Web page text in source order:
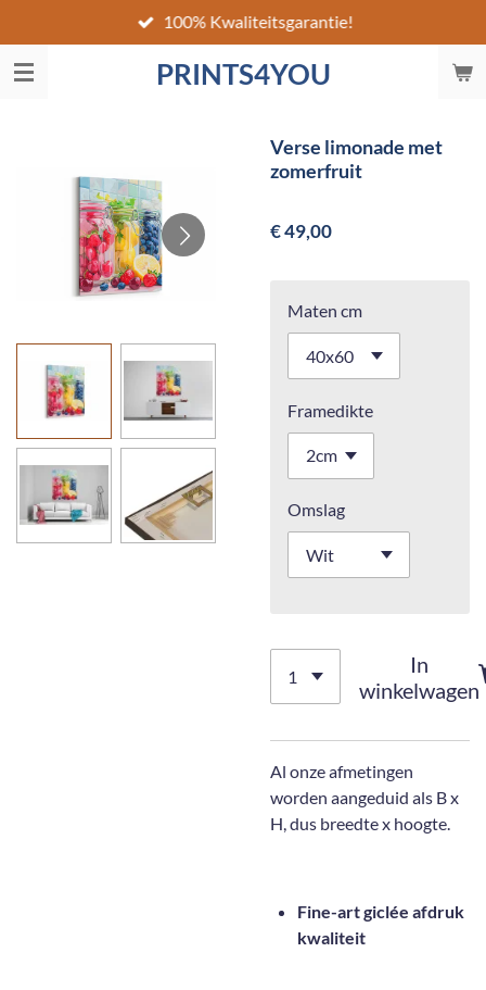
direct
naar
PRINTS4YOU
100% Kwaliteitsgarantie!
Verse limonade met
zomerfruit
€ 49,00
Maten cm
Framedikte
Omslag
In
winkelwagen
Al onze afmetingen
worden aangeduid als B x
H, dus breedte x hoogte.
Fine-art giclée afdruk
kwaliteit